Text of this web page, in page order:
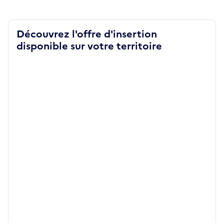
Découvrez l'offre d'insertion
disponible sur votre territoire